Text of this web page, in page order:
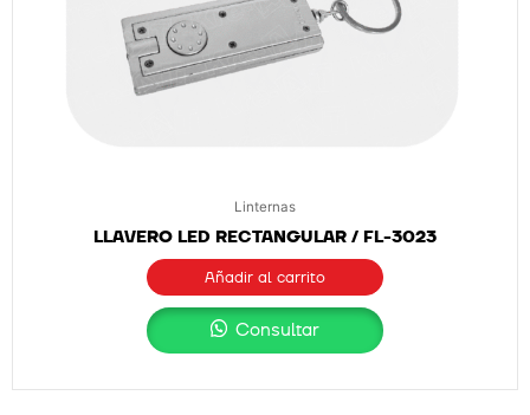
Linternas
LLAVERO LED RECTANGULAR / FL-3023
Añadir al carrito
Consultar